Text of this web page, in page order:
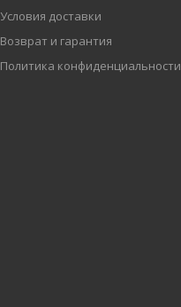
Условия доставки
Возврат и гарантия
Политика конфиденциальности